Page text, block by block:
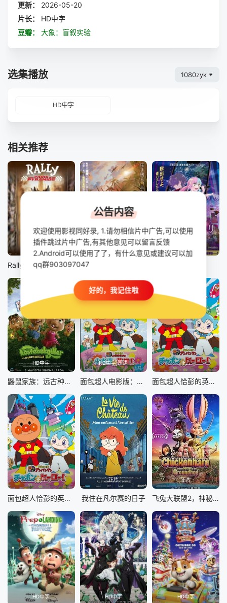
更新：
2026-05-20
片长：
HD中字
豆瓣：
大象：盲叙实验
选集播放 1080zyk
HD中字
相关推荐
正片
Rally From Paris to the Pyramids
正片
HD中字
鼹鼠家族：远古种子的守护者
HD中字|国语
面包超人电影版：小水滴的英雄！
正片
面包超人恰彭的英雄剧场版 (普通话)
正片
面包超人恰彭的英雄 剧场版
正片
我住在凡尔赛的日子
正片
飞兔大联盟2，神秘土拨鼠
HD中字 HD中字 HD中字
公告内容
欢迎使用影视同好录, 1.请勿相信片中广告,可以使用
插件跳过片中广告,有其他意见可以留言反馈
2.Android可以使用了了，有什么意见或建议可以加
qq群903097047
好的，我记住啦